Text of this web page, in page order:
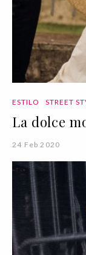
ESTILO STREET
La dolce
24 Feb 2020